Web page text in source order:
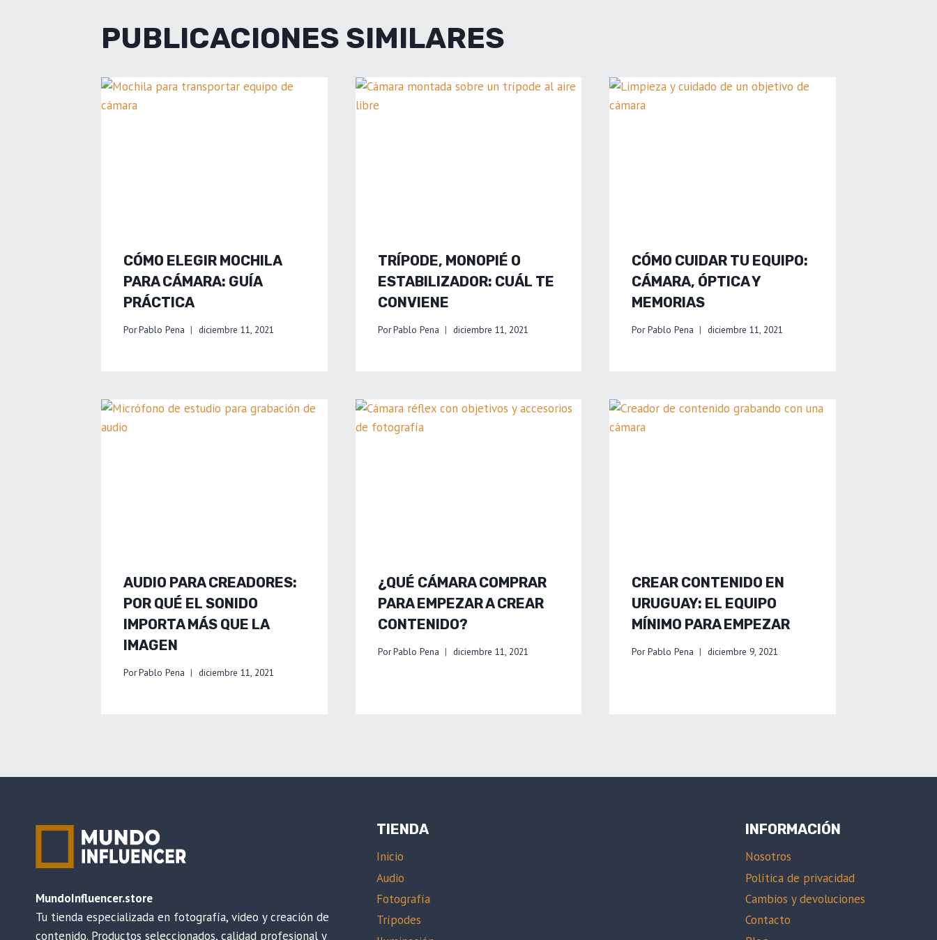
PUBLICACIONES SIMILARES
CÓMO ELEGIR MOCHILA
PARA CÁMARA: GUÍA
PRÁCTICA
PorPablo Pena diciembre 11, 2021
TRÍPODE, MONOPIÉ O
ESTABILIZADOR: CUÁL TE
CONVIENE
PorPablo Pena diciembre 11, 2021
CÓMO CUIDAR TU EQUIPO:
CÁMARA, ÓPTICA Y
MEMORIAS
Por Pablo Pena diciembre 11, 2021
AUDIO PARA CREADORES:
POR QUÉ EL SONIDO
IMPORTA MÁS QUE LA
IMAGEN
PorPablo Pena diciembre 11, 2021
¿QUÉ CÁMARA COMPRAR
PARA EMPEZAR A CREAR
CONTENIDO?
PorPablo Pena diciembre 11, 2021
CREAR CONTENIDO EN
URUGUAY: EL EQUIPO
MÍNIMO PARA EMPEZAR
Por Pablo Pena diciembre 9, 2021
MundoInfluencer.store
Tu tienda especializada en fotografía, video y creación de
contenido. Productos seleccionados, calidad profesional y
TIENDA
Inicio
Audio
Fotografía
Trípodes
INFORMACIÓN
Nosotros
Política de privacidad
Cambios y devoluciones
Contacto